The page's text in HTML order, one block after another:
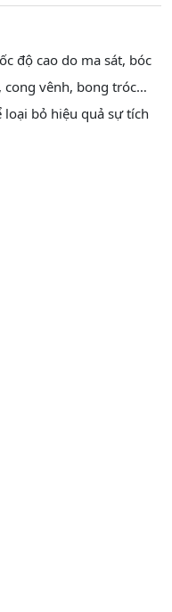
độ cao do ma sát, bóc
cong vênh, bong tróc…
bỏ hiệu quả sự tích